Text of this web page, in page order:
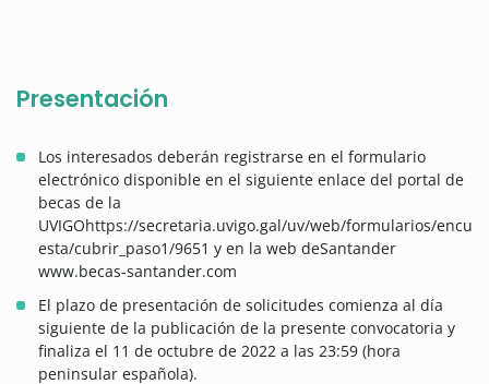
Presentación
Los interesados deberán registrarse en el formulario
electrónico disponible en el siguiente enlace del portal de
becas de la
UVIGOhttps://secretaria.uvigo.gal/uv/web/formularios/encu
esta/cubrir_paso1/9651 y en la web deSantander
www.becas-santander.com
El plazo de presentación de solicitudes comienza al día
siguiente de la publicación de la presente convocatoria y
finaliza el 11 de octubre de 2022 a las 23:59 (hora
peninsular española).